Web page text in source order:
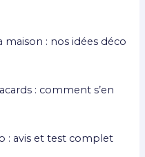
: nos idées déco
: comment s’en
: avis et test complet